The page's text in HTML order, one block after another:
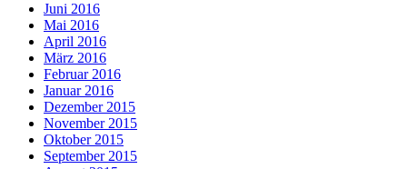
Juni 2016
Mai 2016
April 2016
März 2016
Februar 2016
Januar 2016
Dezember 2015
November 2015
Oktober 2015
September 2015